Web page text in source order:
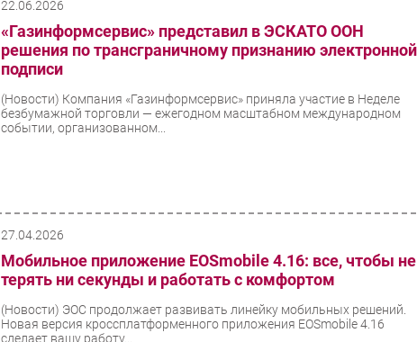
22.06.2026
«Газинформсервис» представил в ЭСКАТО ООН
решения по трансграничному признанию электронной
подписи
(Новости) Компания «Газинформсервис» приняла участие в Неделе
безбумажной торговли — ежегодном масштабном международном
событии, организованном...
27.04.2026
Мобильное приложение EOSmobile 4.16: все, чтобы не
терять ни секунды и работать с комфортом
(Новости) ЭОС продолжает развивать линейку мобильных решений.
Новая версия кроссплатформенного приложения EOSmobile 4.16
сделает вашу работу...